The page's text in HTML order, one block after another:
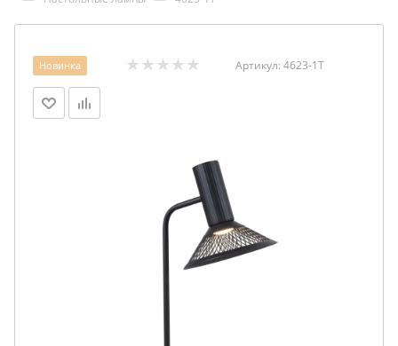
Новинка Артикул: 4623-1T